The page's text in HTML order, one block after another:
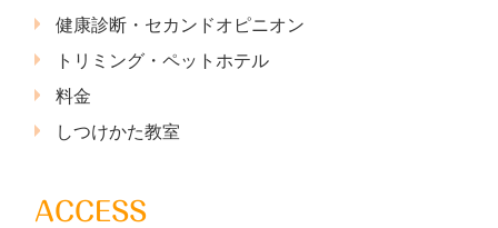
健康診断・セカンドオピニオン
トリミング・ペットホテル
料金
しつけかた教室
ACCESS